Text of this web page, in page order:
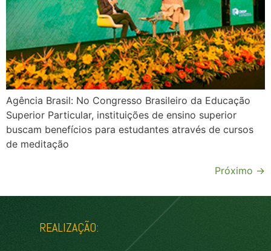
Agência Brasil: No Congresso Brasileiro da Educação
Superior Particular, instituições de ensino superior
buscam benefícios para estudantes através de cursos
de meditação
Próximo →
REALIZAÇÃO: